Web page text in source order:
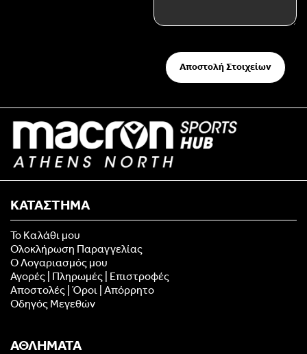
Αποστολή Στοιχείων
ΚΑΤΑΣΤΗΜΑ
Το Καλάθι μου
Ολοκλήρωση Παραγγελίας
Ο Λογαριασμός μου
Αγορές | Πληρωμές | Επιστροφές
Αποστολές | Όροι | Απόρρητο
Οδηγός Μεγεθών
ΑΘΛΗΜΑΤΑ